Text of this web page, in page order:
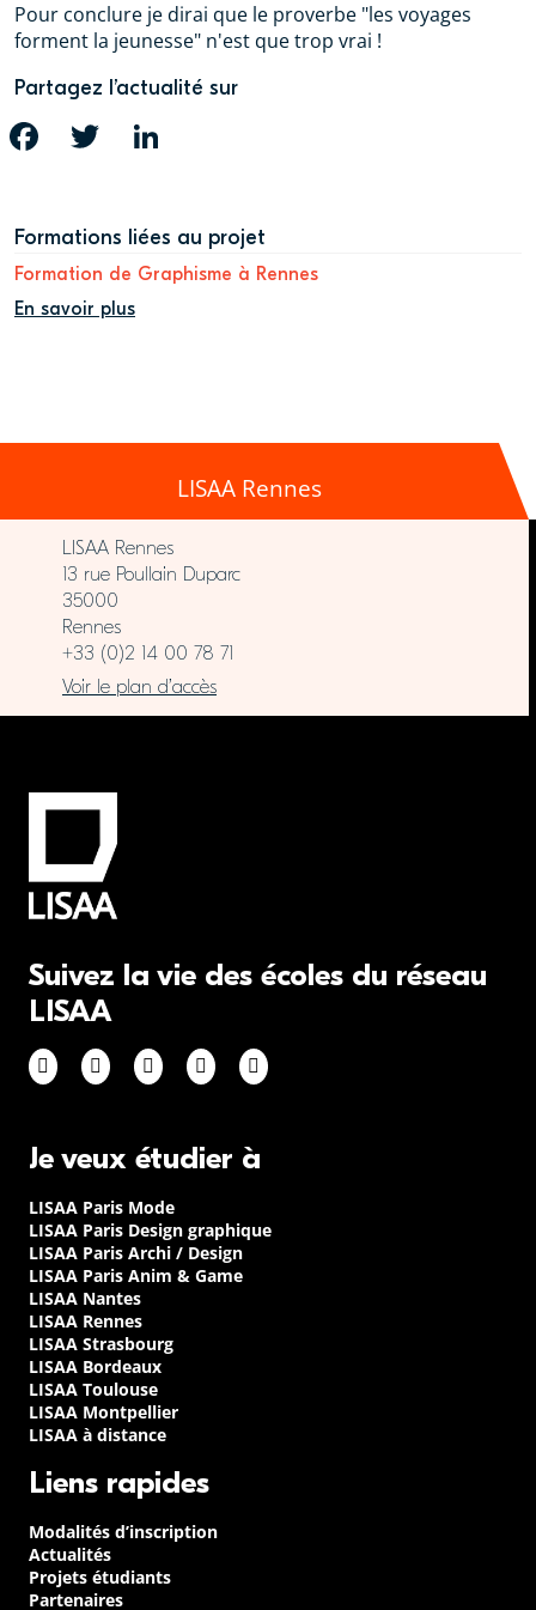
Pour conclure je dirai que le proverbe "les voyages
forment la jeunesse" n'est que trop vrai !
Partagez l’actualité sur
FACEBOOK TWITTER
Formations liées au projet
Formation de Graphisme à Rennes
En savoir plus
LISAA Rennes
LISAA Rennes
13 rue Poullain Duparc
35000
Rennes
+33 (0)2 14 00 78 71
Voir le plan d’accès
Suivez la vie des écoles du réseau
LISAA
Je veux étudier à
LISAA Paris Mode
LISAA Paris Design graphique
LISAA Paris Archi / Design
LISAA Paris Anim & Game
LISAA Nantes
LISAA Rennes
LISAA Strasbourg
LISAA Bordeaux
LISAA Toulouse
LISAA Montpellier
LISAA à distance
Liens rapides
Modalités d’inscription
Actualités
Projets étudiants
Partenaires